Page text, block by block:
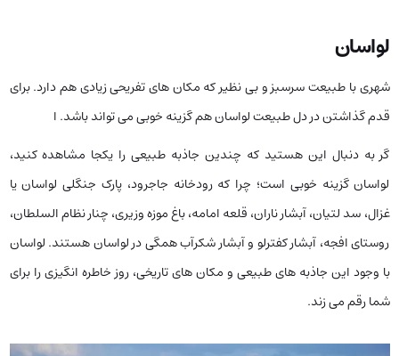
لواسان
شهری با طبیعت سرسبز و بی نظیر که مکان های تفریحی زیادی هم دارد. برای
قدم گذاشتن در دل طبیعت لواسان هم گزینه خوبی می تواند باشد. ا
گر به دنبال این هستید که چندین جاذبه طبیعی را یکجا مشاهده کنید،
لواسان گزینه خوبی است؛ چرا که رودخانه جاجرود، پارک جنگلی لواسان یا
غزال، سد لتیان، آبشار ناران، قلعه امامه، باغ موزه وزیری، چنار نظام السلطان،
روستای افجه، آبشار کفترلو و آبشار شکرآب همگی در لواسان هستند. لواسان
با وجود این جاذبه های طبیعی و مکان های تاریخی، روز خاطره انگیزی را برای
شما رقم می زند.